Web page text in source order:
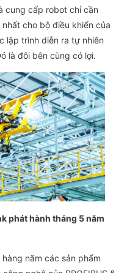
cung cấp robot chỉ cần
cho bộ điều khiển của
lập trình diễn ra tự nhiên
là đôi bên cùng có lợi.
phát hành tháng 5 năm
năm các sản phẩm